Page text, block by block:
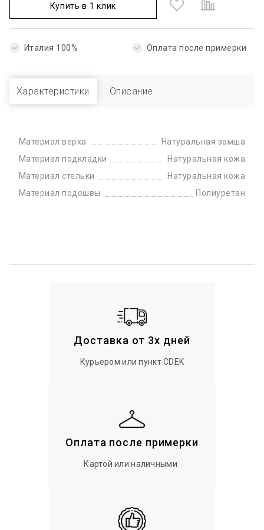
Купить в 1 клик
Италия 100% Оплата после примерки
Характеристики Описание
Материал верха
Натуральная замша
Материал подкладки
Натуральная кожа
Материал стельки
Натуральная кожа
Материал подошвы
Полиуретан
Доставка от 3х дней
Курьером или пункт CDEK
Оплата после примерки
Картой или наличными